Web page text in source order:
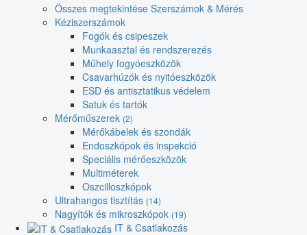
Összes megtekintése Szerszámok & Mérés
Kéziszerszámok
Fogók és csipeszek
Munkaasztal és rendszerezés
Műhely fogyóeszközök
Csavarhúzók és nyitóeszközök
ESD és antisztatikus védelem
Satuk és tartók
Mérőműszerek (2)
Mérőkábelek és szondák
Endoszkópok és inspekció
Speciális mérőeszközök
Multiméterek
Oszcilloszkópok
Ultrahangos tisztítás (14)
Nagyítók és mikroszkópok (19)
IT & Csatlakozás